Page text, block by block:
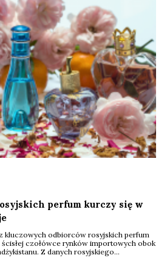
perfum kurczy się w
kluczowych odbiorców rosyjskich perfum
czołówce rynków importowych obok
Z danych rosyjskiego